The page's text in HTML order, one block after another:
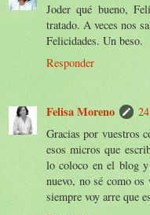
Joder qué bueno,
tratado. A veces nos
Felicidades. Un beso.
Responder
Felisa Moreno
Gracias por vuestros
esos micros que
lo coloco en el blog
nuevo, no sé como os
siempre voy arre que